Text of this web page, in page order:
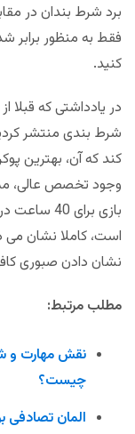
برد شرط بندان در
فقط به منظور برابر
کنید.
در یادداشتی که
شرط بندی منتشر
کند که آن، بهترین
بازی برای
است، کاملا نشان می
نشان دادن صبوری
مطلب مرتبط:
نقش مهارت و
چیست؟
المان